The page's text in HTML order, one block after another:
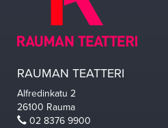
RAUMAN TEATTERI
Alfredinkatu 2
26100 Rauma
02 8376 9900